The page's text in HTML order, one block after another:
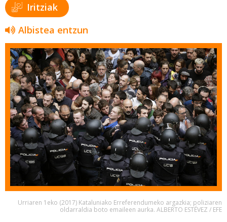
Iritziak
Albistea entzun
Urriaren 1eko (2017) Kataluniako Erreferendumeko argazkia; poliziaren
oldarraldia boto emaileen aurka. ALBERTO ESTÉVEZ / EFE